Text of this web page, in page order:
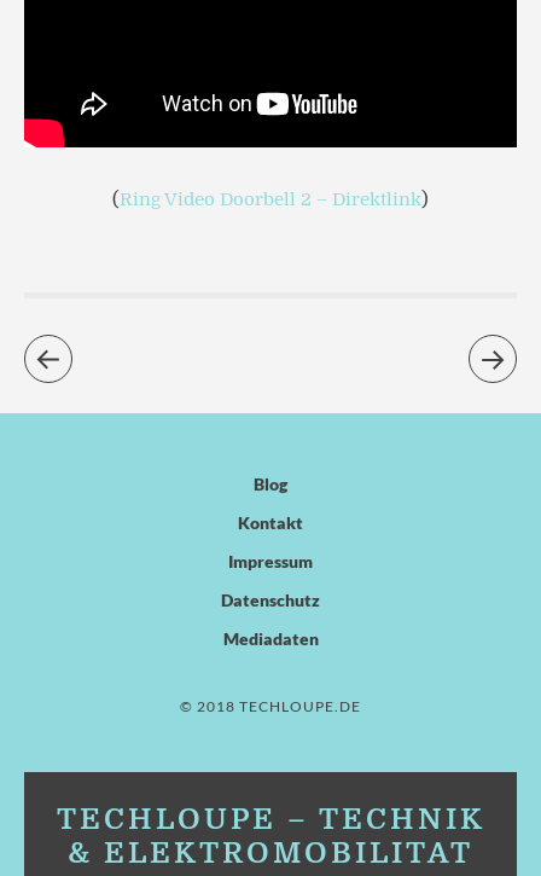
(Ring Video Doorbell 2 – Direktlink)
Blog
Kontakt
Impressum
Datenschutz
Mediadaten
© 2018 TECHLOUPE.DE
TECHLOUPE – TECHNIK
& ELEKTROMOBILITÄT